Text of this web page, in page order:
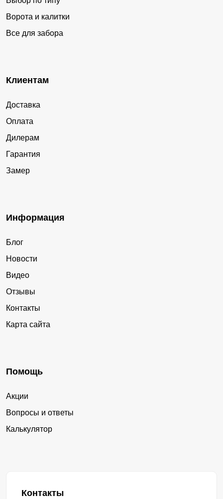
Ворота и калитки
Все для забора
Клиентам
Доставка
Оплата
Дилерам
Гарантия
Замер
Информация
Блог
Новости
Видео
Отзывы
Контакты
Карта сайта
Помощь
Акции
Вопросы и ответы
Калькулятор
Контакты